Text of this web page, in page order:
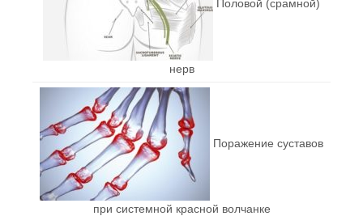
Половой (срамной)
нерв
Поражение суставов
при системной красной волчанке